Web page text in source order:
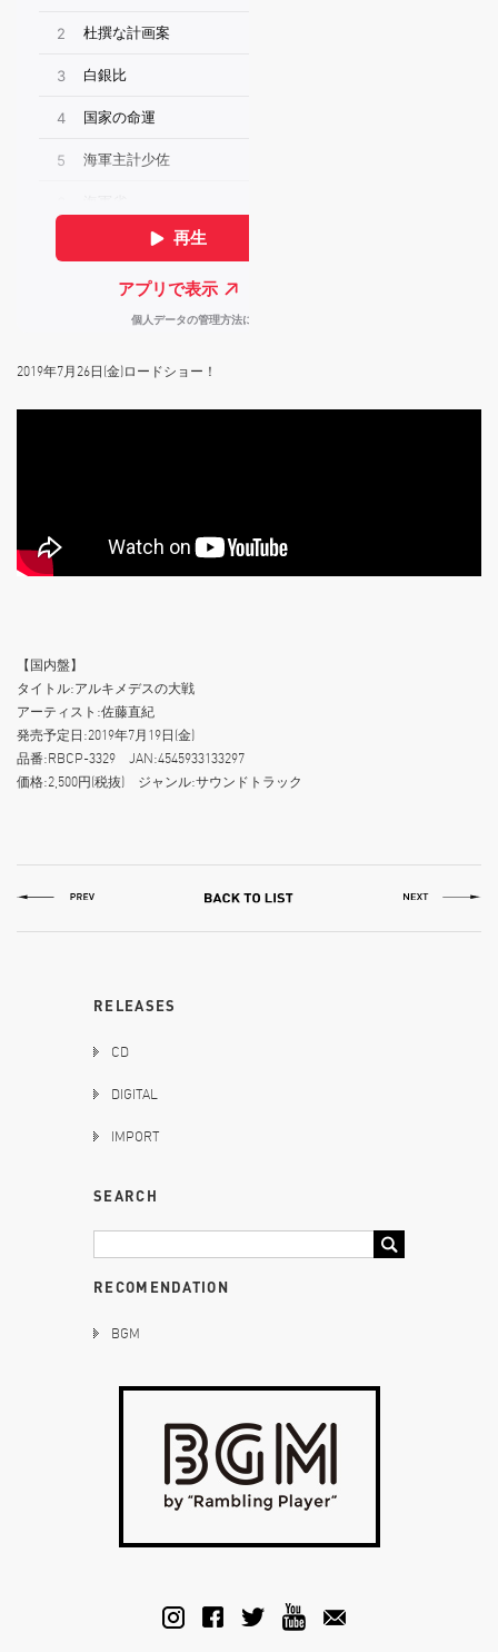
2019年7月26日(金)ロードショー！
【国内盤】
タイトル:アルキメデスの大戦
アーティスト:佐藤直紀
発売予定日:2019年7月19日(金)
品番:RBCP-3329 JAN:4545933133297
価格:2,500円(税抜) ジャンル:サウンドトラック
RELEASES
CD
DIGITAL
IMPORT
SEARCH
RECOMENDATION
BGM